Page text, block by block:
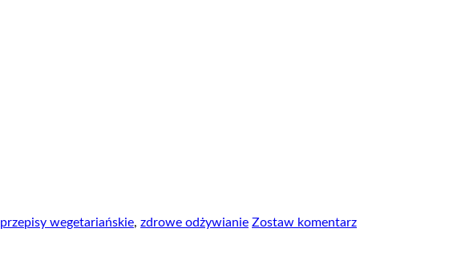
przepisy wegetariańskie, zdrowe odżywianie Zostaw komentarz